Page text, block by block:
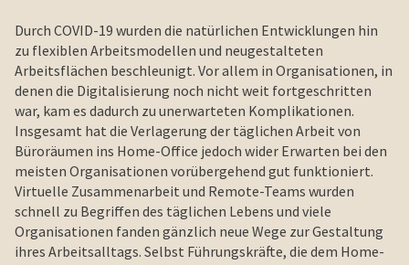
Durch COVID-19 wurden die natürlichen Entwicklungen hin
zu flexiblen Arbeitsmodellen und neugestalteten
Arbeitsflächen beschleunigt. Vor allem in Organisationen, in
denen die Digitalisierung noch nicht weit fortgeschritten
war, kam es dadurch zu unerwarteten Komplikationen.
Insgesamt hat die Verlagerung der täglichen Arbeit von
Büroräumen ins Home-Office jedoch wider Erwarten bei den
meisten Organisationen vorübergehend gut funktioniert.
Virtuelle Zusammenarbeit und Remote-Teams wurden
schnell zu Begriffen des täglichen Lebens und viele
Organisationen fanden gänzlich neue Wege zur Gestaltung
ihres Arbeitsalltags. Selbst Führungskräfte, die dem Home-